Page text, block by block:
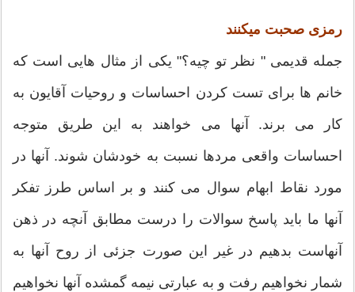
رمزی صحبت میکنند
جمله قدیمی " نظر تو چیه؟" یکی از مثال هایی است که
خانم ها برای تست کردن احساسات و روحیات آقایون به
کار می برند. آنها می خواهند به این طریق متوجه
احساسات واقعی مردها نسبت به خودشان شوند. آنها در
مورد نقاط ابهام سوال می کنند و بر اساس طرز تفکر
آنها ما باید پاسخ سوالات را درست مطابق آنچه در ذهن
آنهاست بدهیم در غیر این صورت جزئی از روح آنها به
شمار نخواهیم رفت و به عبارتی نیمه گمشده آنها نخواهیم